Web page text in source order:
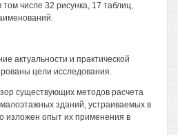
числе 32 рисунка, 17 таблиц,
актуальности и практической
цели исследования.
существующих методов расчета
зданий, устраиваемых в
изложен опыт их применения в